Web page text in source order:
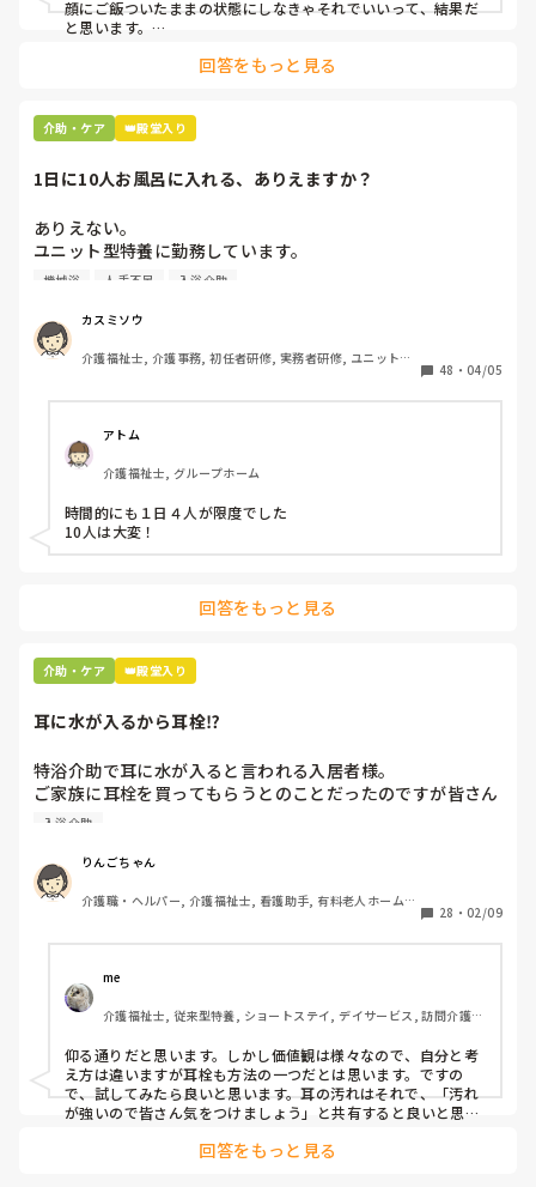
顔にご飯ついたままの状態にしなきゃそれでいいって、結果だ
と思います。
私お風呂専属でバイトしてるんですけど、お風呂の時に顔にカ
あーやってくれなかったんだなって。スプーンでぬぐったりそ
んなことすら、やらないのかね、酷いスタッフとか思いなが
回答をもっと見る
介助・ケア 👑殿堂入り
1日に10人お風呂に入れる、ありえますか？
ありえない。
ユニット型特養に勤務しています。
人手不足で入浴のない日があるため、今度1日に10人入れて
午前中に5人、午後から1人助っ人つけるので5人入れて下さ
いとのことです。
ここはほぼ全員寝たきりの方ですよ。ありえますか？
機械浴 人手不足 入浴介助
カスミソウ
介護福祉士, 介護事務, 初任者研修, 実務者研修, ユニット型
48 ・ 04/05
アトム
介護福祉士, グループホーム
時間的にも１日４人が限度でした
10人は大変！
回答をもっと見る
介助・ケア 👑殿堂入り
耳に水が入るから耳栓⁉︎
特浴介助で耳に水が入ると言われる入居者様。
ご家族に耳栓を買ってもらうとのことだったのですが皆さん
どう思われますか？
思ったのですがパートなためあまり強く言えず…
また洗髪後どうやら耳を拭いてない様子。あとから耳を拭い
て欲しいと言われて拭くととても汚いのですが、耳栓よりも
耳栓の管理も大変だと思いますし（衛生的に消毒なども必要
かと）、皆さんどう思われますか？
入浴介助
りんごちゃん
介護職・ヘルパー, 介護福祉士, 看護助手, 有料老人ホーム,
28 ・ 02/09
me
介護福祉士, 従来型特養, ショートステイ, デイサービス, 訪問介護,
仰る通りだと思います。しかし価値観は様々なので、自分と考
え方は違いますが耳栓も方法の一つだとは思います。ですの
で、試してみたら良いと思います。耳の汚れはそれで、「汚れ
が強いので皆さん気をつけましょう」と共有すると良いと思い
回答をもっと見る